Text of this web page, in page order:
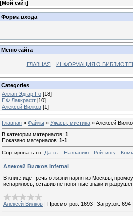
[Мой сайт]
Форма входа
Меню сайта
ГЛАВНАЯ ИНФОРМАЦИЯ О
Categories
Аллан Эдгар По [18]
Г.Ф.Лавкрафт [10]
Алексей Вилков [1]
Главная » Файлы » Ужасы, мистика » Алексей
В категории материалов: 1
Показано материалов: 1-1
Сортировать по: Дате · Названию · Рейтингу ·
Алексей Вилков Infernal
В книге идет речь о жизни парня из Москвы,
испарилось, оставив не понятные знаки и
Алексей Вилков | Просмотров: 1693 | Загрузок: 694 |